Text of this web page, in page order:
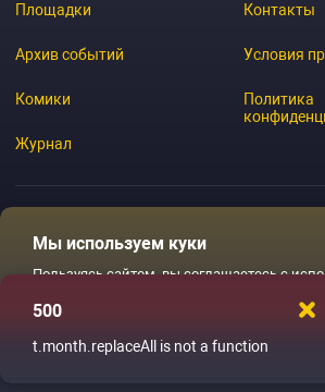
Площадки
Архив событий
Комики
Журнал
Контакты
Условия
Политика
Мы используем куки
Пользуясь сайтом, вы соглашаетесь с
Ладненько
500
t.month.replaceAll is not a function